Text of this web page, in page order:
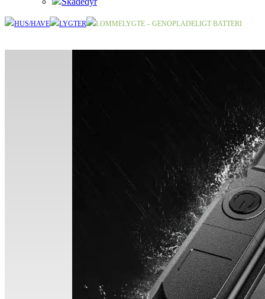
HUS/HAVE LYGTER LOMMELYGTE – GENOPLADELIGT BATTERI